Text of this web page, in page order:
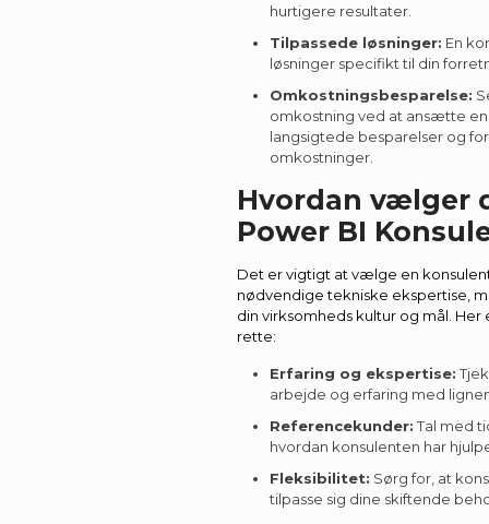
hurtigere resultater.
Tilpassede løsninger: En
løsninger specifikt til din
Omkostningsbesparelse:
omkostning ved at ansætte
langsigtede besparelser og
omkostninger.
Hvordan vælger
Power BI
Det er vigtigt at vælge en
nødvendige tekniske ekspertise,
din virksomheds kultur og mål.
rette:
Erfaring og ekspertise:
arbejde og erfaring med
Referencekunder:Tal med
hvordan konsulenten har
Fleksibilitet: Sørg for, at
tilpasse sig dine skiftende